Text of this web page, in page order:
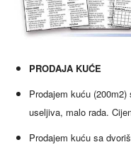
PRODAJA KUĆE
Prodajem kuću
useljiva, malo rada.
Prodajem kuću sa